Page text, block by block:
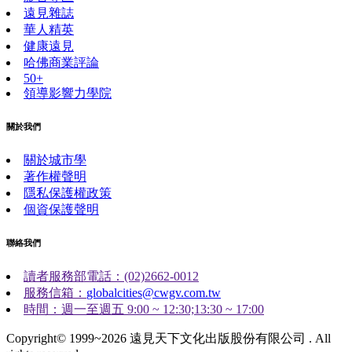
遠見雜誌
華人精英
健康遠見
哈佛商業評論
50+
領導影響力學院
關於我們
關於城市學
著作權聲明
隱私保護權政策
個資保護聲明
聯絡我們
讀者服務部電話：(02)2662-0012
服務信箱： globalcities@cwgv.com.tw
時間：週一至週五 9:00 ~ 12:30;13:30 ~ 17:00
Copyright© 1999~2026 遠見天下文化出版股份有限公司 . All